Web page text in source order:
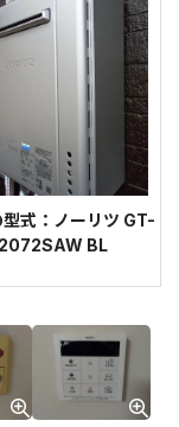
式：ノーリツ GT-
BL